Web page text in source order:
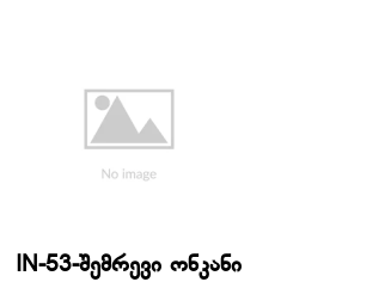
IN-53-შემრევი ონკანი